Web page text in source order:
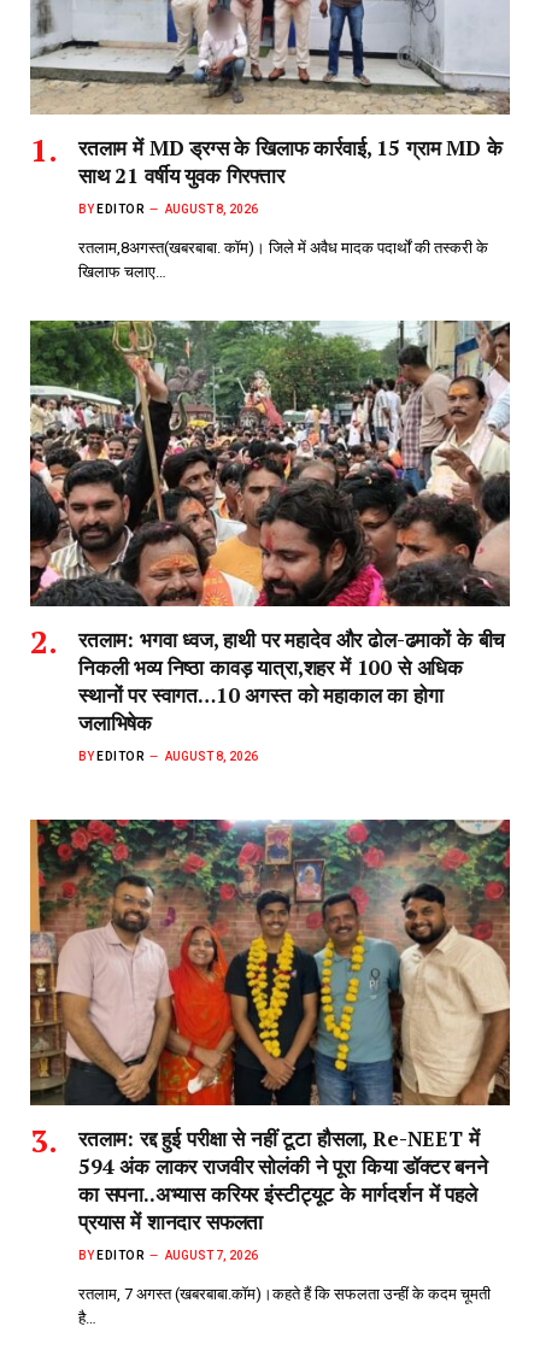
रतलाम में MD ड्रग्स के खिलाफ कार्रवाई, 15 ग्राम MD के
साथ 21 वर्षीय युवक गिरफ्तार
BY EDITOR AUGUST 8, 2026
रतलाम,8अगस्त(खबरबाबा. कॉम)। जिले में अवैध मादक पदार्थों की तस्करी के
खिलाफ चलाए…
रतलाम: भगवा ध्वज, हाथी पर महादेव और ढोल-ढमाकों के बीच
निकली भव्य निष्ठा कावड़ यात्रा,शहर में 100 से अधिक
स्थानों पर स्वागत…10 अगस्त को महाकाल का होगा
जलाभिषेक
BY EDITOR AUGUST 8, 2026
रतलाम: रद्द हुई परीक्षा से नहीं टूटा हौसला, Re-NEET में
594 अंक लाकर राजवीर सोलंकी ने पूरा किया डॉक्टर बनने
का सपना..अभ्यास करियर इंस्टीट्यूट के मार्गदर्शन में पहले
प्रयास में शानदार सफलता
BY EDITOR AUGUST 7, 2026
रतलाम, 7 अगस्त (खबरबाबा.कॉम)।कहते हैं कि सफलता उन्हीं के कदम चूमती
है…